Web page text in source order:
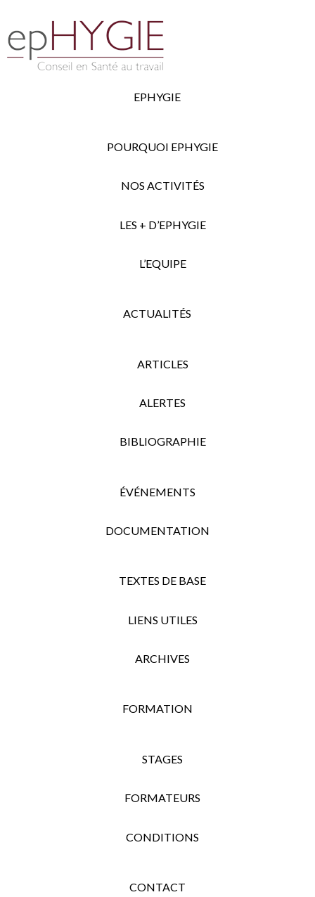
EPHYGIE
POURQUOI EPHYGIE
NOS ACTIVITÉS
LES + D’EPHYGIE
L’EQUIPE
ACTUALITÉS
ARTICLES
ALERTES
BIBLIOGRAPHIE
ÉVÉNEMENTS
DOCUMENTATION
TEXTES DE BASE
LIENS UTILES
ARCHIVES
FORMATION
STAGES
FORMATEURS
CONDITIONS
CONTACT